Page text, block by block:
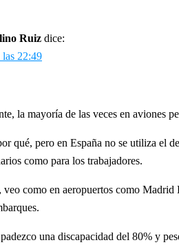
Ruiz dice:
las 22:49
la mayoría de las veces en aviones
qué, pero en España no se utiliza el
como para los trabajadores.
veo como en aeropuertos como
una discapacidad del 80% y